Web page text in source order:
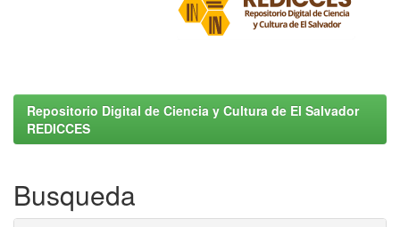
Repositorio Digital de Ciencia y Cultura de El Salvador
REDICCES
Busqueda